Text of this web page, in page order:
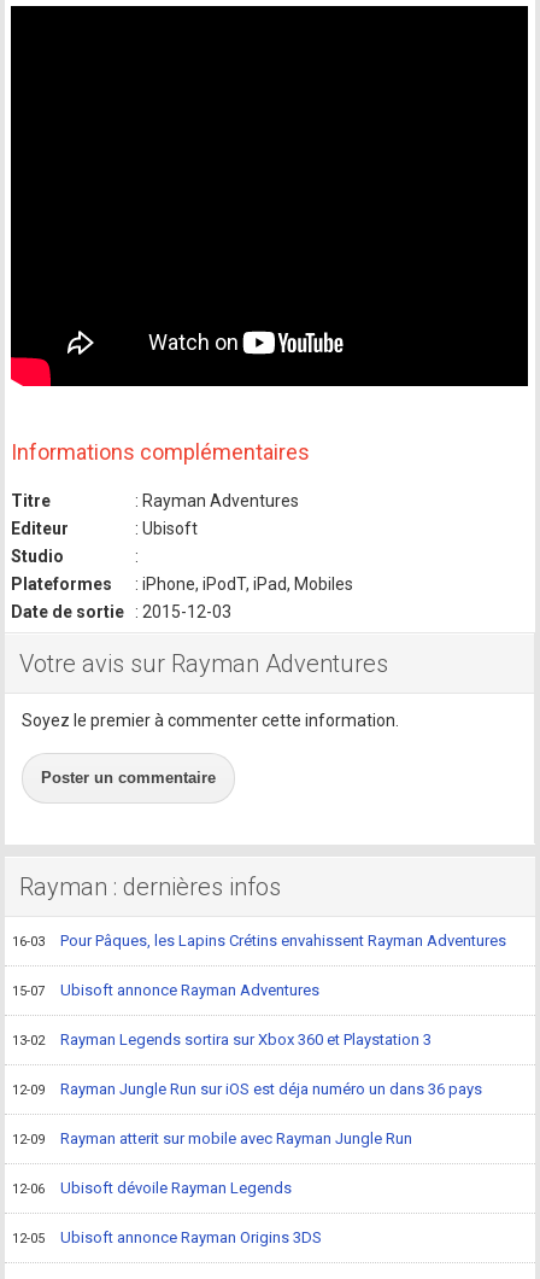
Informations complémentaires
Titre
: Rayman Adventures
Editeur
: Ubisoft
Studio
:
Plateformes
: iPhone, iPodT, iPad, Mobiles
Date de sortie
: 2015-12-03
Votre avis sur Rayman Adventures
Soyez le premier à commenter cette information.
Poster un commentaire
Rayman : dernières infos
16-03 Pour Pâques, les Lapins Crétins envahissent Rayman Adventures
15-07 Ubisoft annonce Rayman Adventures
13-02 Rayman Legends sortira sur Xbox 360 et Playstation 3
12-09 Rayman Jungle Run sur iOS est déja numéro un dans 36 pays
12-09 Rayman atterit sur mobile avec Rayman Jungle Run
12-06 Ubisoft dévoile Rayman Legends
12-05 Ubisoft annonce Rayman Origins 3DS